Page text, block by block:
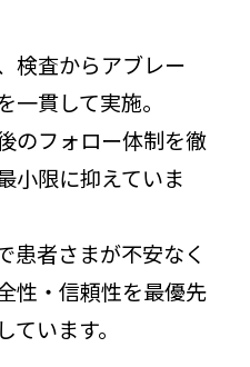
検査からアブレー
一貫して実施。
のフォロー体制を徹
小限に抑えていま
患者さまが不安なく
性・信頼性を最優先
います。